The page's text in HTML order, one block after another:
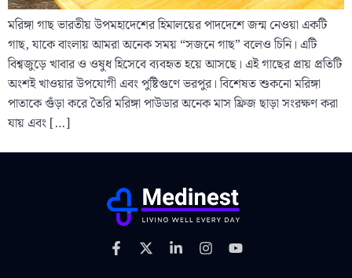
মরিঙ্গা গাছ ভারতীয় উপমহাদেশের হিমালয়ের পাদদেশে জন্ম নেওয়া একটি
গাছ, যাকে বাংলায় আমরা অনেক সময় “সজনে গাছ” বলেও চিনি। এটি
বিশ্বজুড়ে খাবার ও ওষুধ হিসেবে ব্যবহৃত হয়ে আসছে। এই গাছের প্রায় প্রতিটি
অংশই খাওয়ার উপযোগী এবং পুষ্টিগুণে ভরপুর। বিশেষত শুকনো মরিঙ্গা
পাতাকে গুঁড়া করে তৈরি মরিঙ্গা পাউডার অনেক মাস ফ্রিজ ছাড়া সংরক্ষণ করা
যায় এবং […]